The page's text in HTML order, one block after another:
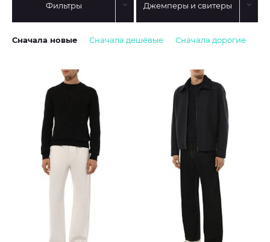
Фильтры Джемперы и свитеры
Сначала новые Сначала дешёвые Сначала дорогие